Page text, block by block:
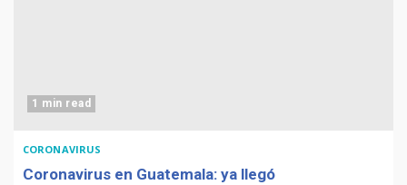
1 min read
CORONAVIRUS
Coronavirus en Guatemala: ya llegó